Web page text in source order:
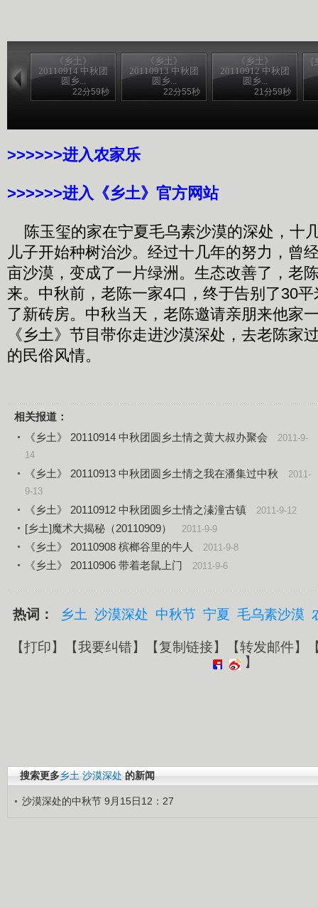
《乡土》
20110914 中秋团
圆乡...
22分59秒
《乡土》
20110913 中秋团
圆乡...
22分55秒
《乡土》
20110912 中秋团
圆乡...
21分59秒
[
>>>>>>进入农家乐
>>>>>>进入《乡土》官方网站
陈玉玺的家在宁夏毛乌素沙漠的深处，十
儿子开始种树治沙。经过十几年的努力，曾
亩沙漠，变成了一片绿洲。生态改善了，老
来。中秋前，老陈一家4口，终于告别了30
了新砖房。中秋当天，老陈邀请亲朋来他家
《乡土》节目带你走进沙漠深处，去老陈家
的民俗风情。
相关报道：
《乡土》 20110914 中秋团圆乡土情之黄大叔办聚会
2011-9-
14
《乡土》 20110913 中秋团圆乡土情之我在潘集过中秋
2011-
9-13
《乡土》 20110912 中秋团圆乡土情之溱潼古镇
2011-9-12
[乡土]魔术大揭秘（20110909） 2011-9-9
《乡土》 20110908 槟榔谷里的牛人 2011-9-8
《乡土》 20110906 带着老鼠上门 2011-9-6
热词： 乡土 沙漠深处 中秋节 宁夏 毛乌素沙漠
【打印】【我要纠错】【复制链接】【转发邮件】
】
搜索更多乡土 沙漠深处 的新闻
沙漠深处的中秋节 9月15日12：27